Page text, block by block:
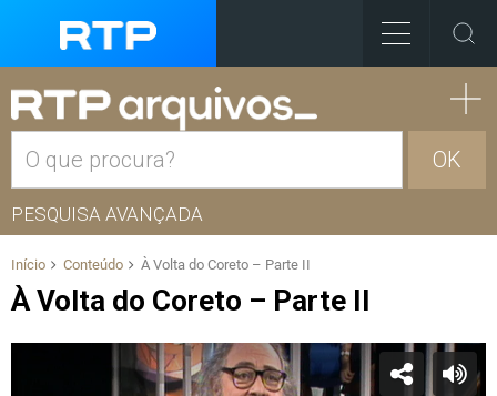
OK
PESQUISA AVANÇADA
Início Conteúdo À Volta do Coreto – Parte II
À Volta do Coreto – Parte II